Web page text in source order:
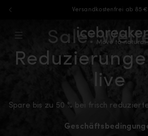
Zum Inhalt springenVersandkostenfrei ab 85 €
icebreaker®, zur
Sale:
live
Spare bis zu 50 % bei frisch